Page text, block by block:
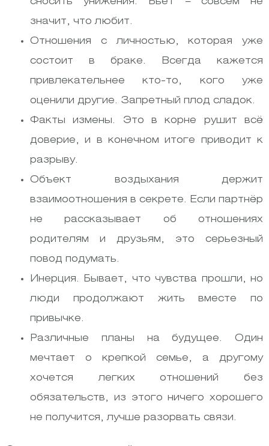
значит, что любит.
Отношения с личностью, которая уже
состоит в браке. Всегда кажется
привлекательнее кто-то, кого уже
оценили другие. Запретный плод сладок.
Факты измены. Это в корне рушит всё
доверие, и в конечном итоге приводит к
разрыву.
Объект воздыхания держит
взаимоотношения в секрете. Если партнёр
не рассказывает об отношениях
родителям и друзьям, это серьезный
повод подумать.
Инерция. Бывает, что чувства прошли, но
люди продолжают жить вместе по
привычке.
Различные планы на будущее. Один
мечтает о крепкой семье, а другому
хочется легких отношений без
обязательств, из этого ничего хорошего
не получится, лучше разорвать связи.